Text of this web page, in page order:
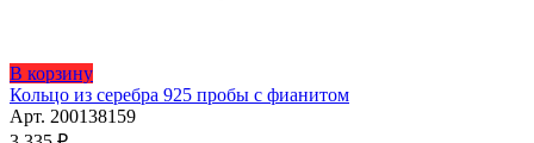
В корзинуЭтот
товар
имеет
Кольцо из серебра 925 пробы с фианитом
Арт. 200138159